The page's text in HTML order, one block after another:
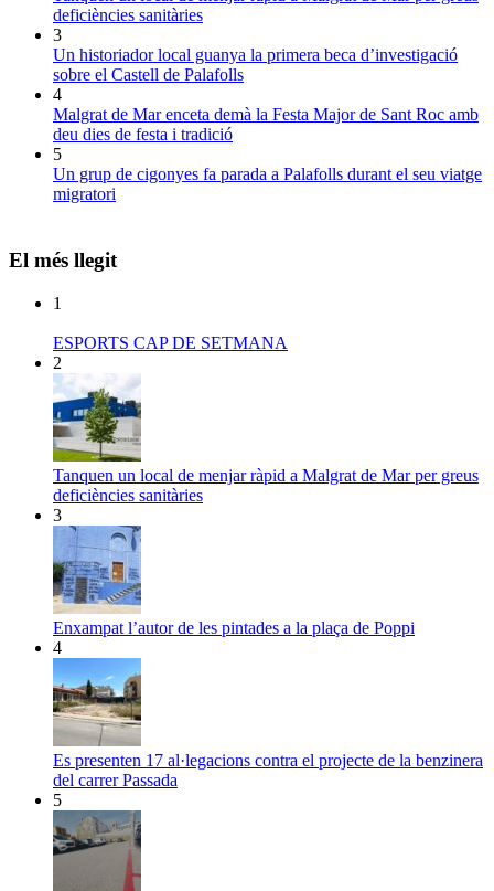
deficiències sanitàries
3
Un historiador local guanya la primera beca d’investigació
sobre el Castell de Palafolls
4
Malgrat de Mar enceta demà la Festa Major de Sant Roc amb
deu dies de festa i tradició
5
Un grup de cigonyes fa parada a Palafolls durant el seu viatge
migratori
El més llegit
1
ESPORTS CAP DE SETMANA
2
Tanquen un local de menjar ràpid a Malgrat de Mar per greus
deficiències sanitàries
3
Enxampat l’autor de les pintades a la plaça de Poppi
4
Es presenten 17 al·legacions contra el projecte de la benzinera
del carrer Passada
5